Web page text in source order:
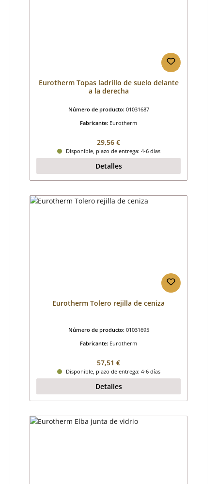
Eurotherm Topas ladrillo de suelo delante
a la derecha
Número de producto: 01031687
Fabricante: Eurotherm
Precio normal:
29,56 €
Disponible, plazo de entrega: 4-6 días
Detalles
Eurotherm Tolero rejilla de ceniza
Número de producto: 01031695
Fabricante: Eurotherm
Precio normal:
57,51 €
Disponible, plazo de entrega: 4-6 días
Detalles